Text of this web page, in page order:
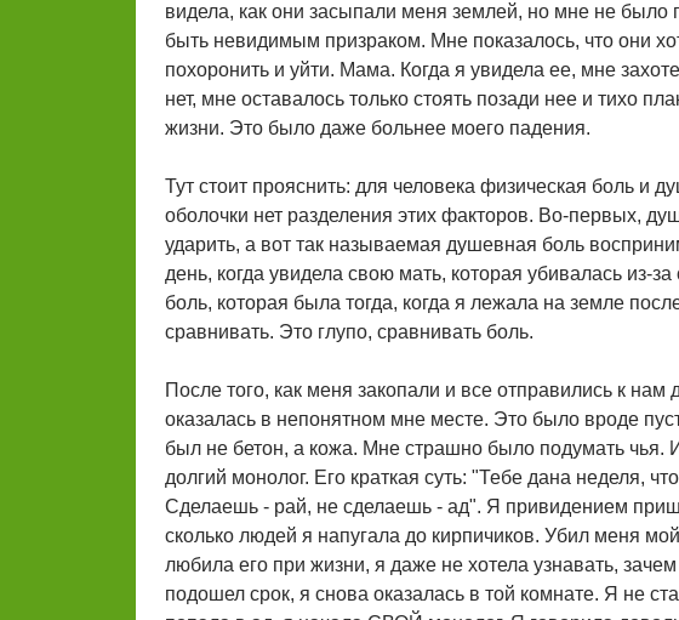
видела, как они засыпали меня землей, но мне не было
быть невидимым призраком. Мне показалось, что они
похоронить и уйти. Мама. Когда я увидела ее, мне
нет, мне оставалось только стоять позади нее и тихо
жизни. Это было даже больнее моего падения.
Тут стоит прояснить: для человека физическая боль и
оболочки нет разделения этих факторов. Во-первых,
ударить, а вот так называемая душевная боль
день, когда увидела свою мать, которая убивалась из-
боль, которая была тогда, когда я лежала на земле
сравнивать. Это глупо, сравнивать боль.
После того, как меня закопали и все отправились к нам
оказалась в непонятном мне месте. Это было вроде
был не бетон, а кожа. Мне страшно было подумать чья.
долгий монолог. Его краткая суть: "Тебе дана неделя,
Сделаешь - рай, не сделаешь - ад". Я привидением
сколько людей я напугала до кирпичиков. Убил меня
любила его при жизни, я даже не хотела узнавать,
подошел срок, я снова оказалась в той комнате. Я не